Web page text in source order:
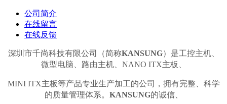
公司简介
在线留言
在线反馈
深圳市千尚科技有限公司（简称KANSUNG）是工控主机、
微型电脑、路由主机、 NANO ITX主板、
MINI ITX主板等产品专业生产加工的公司， 拥有完整、科学
的质量管理体系。 KANSUNG的诚信、